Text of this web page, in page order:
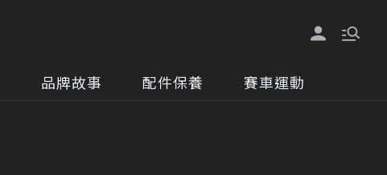
品牌故事 配件保養 賽車運動